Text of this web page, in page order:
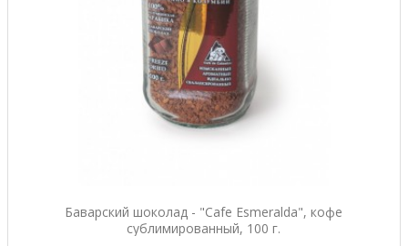
Баварский шоколад - "Cafe Esmeralda", кофе
сублимированный, 100 г.